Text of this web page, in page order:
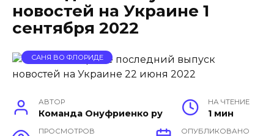
новостей на Украине 1
сентября 2022
САНЯ ВО ФЛОРИДЕ
АВТОР
Команда Онуфриенко ру
НА ЧТЕНИЕ
1 мин
ПРОСМОТРОВ ОПУБЛИКОВАНО